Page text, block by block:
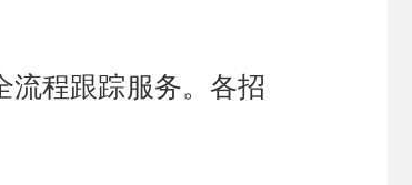
流程跟踪服务。各招